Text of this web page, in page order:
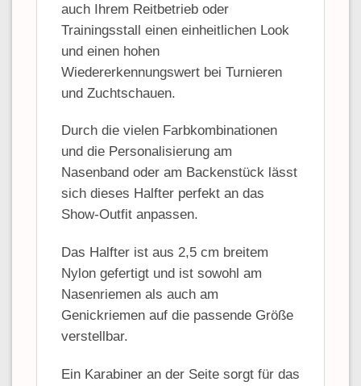
auch Ihrem Reitbetrieb oder
Trainingsstall einen einheitlichen Look
und einen hohen
Wiedererkennungswert bei Turnieren
und Zuchtschauen.
Durch die vielen Farbkombinationen
und die Personalisierung am
Nasenband oder am Backenstück lässt
sich dieses Halfter perfekt an das
Show-Outfit anpassen.
Das Halfter ist aus 2,5 cm breitem
Nylon gefertigt und ist sowohl am
Nasenriemen als auch am
Genickriemen auf die passende Größe
verstellbar.
Ein Karabiner an der Seite sorgt für das